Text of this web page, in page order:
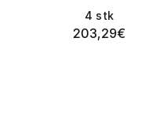
4 stk
203,29€